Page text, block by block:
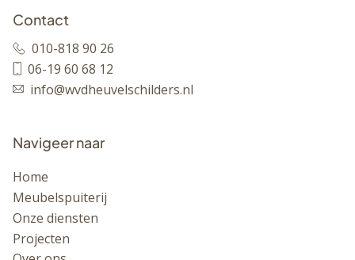
Contact
010-818 90 26
06-19 60 68 12
info@wvdheuvelschilders.nl
Navigeer naar
Home
Meubelspuiterij
Onze diensten
Projecten